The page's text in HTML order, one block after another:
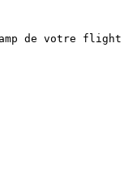
de votre flight